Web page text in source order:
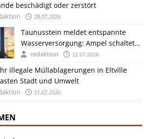
beschädigt oder zerstört
28.07.2026
Taunusstein meldet entspannte
Wasserversorgung: Ampel schaltet
auf Grün
redaktion 22.07.2026
illegale Müllablagerungen in Eltville
Stadt und Umwelt
21.07.2026